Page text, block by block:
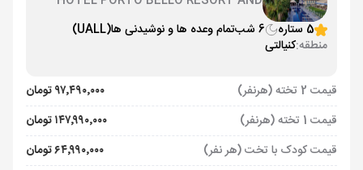
5 ستاره 6 شب تمام وعده ها و نوشیدنی ها(UALL)
منطقه:کنیالتی
قیمت 2 تخته (هرنفر)
۹۷٬۴۹۰٬۰۰۰ تومان
قیمت 1 تخته (هرنفر)
۱۴۷٬۹۹۰٬۰۰۰ تومان
قیمت کودک با تخت (هر نفر)
۶۴٬۹۹۰٬۰۰۰ تومان